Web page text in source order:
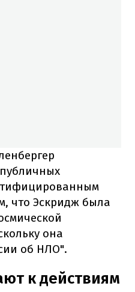
что Эскридж была
она
об НЛО".
к действиям